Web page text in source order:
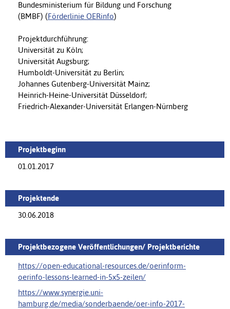
Bundesministerium für Bildung und Forschung
(BMBF) (Förderlinie OERinfo)
Projektdurchführung:
Universität zu Köln;
Universität Augsburg;
Humboldt-Universität zu Berlin;
Johannes Gutenberg-Universität Mainz;
Heinrich-Heine-Universität Düsseldorf;
Friedrich-Alexander-Universität Erlangen-Nürnberg
Projektbeginn
01.01.2017
Projektende
30.06.2018
Projektbezogene Veröffentlichungen/ Projektberichte
https://open-educational-resources.de/oerinform-
oerinfo-lessons-learned-in-5x5-zeilen/‌
https://www.synergie.uni-
hamburg.de/media/sonderbaende/‌oer-info-2017-